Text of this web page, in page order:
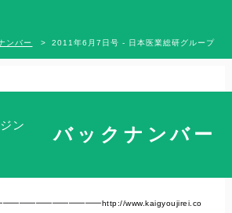
ン バックナンバー
ンバー 2011年6月7日号 - 日本医業総研グループ
日号
www.kaigyoujirei.co